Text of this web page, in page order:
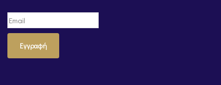
Εγγραφή